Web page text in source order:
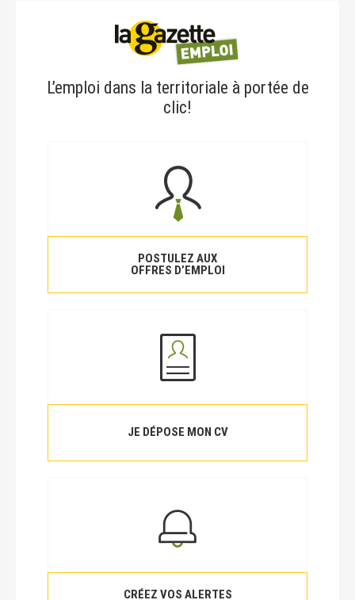
L’emploi dans la territoriale à portée de
clic!
POSTULEZ AUX
OFFRES D’EMPLOI
JE DÉPOSE MON CV
CRÉEZ VOS ALERTES